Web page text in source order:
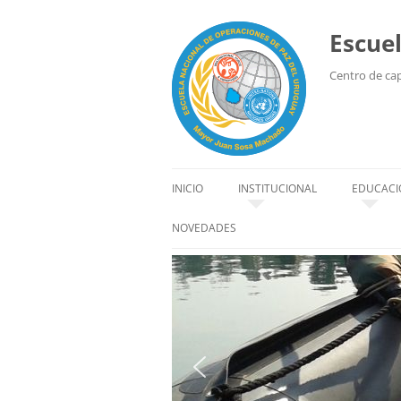
Centro de
INICIO INSTITUCIONAL
SEDE
ORGANIZACIÓN
AUTORIDADES
CÓDIGO DE CONDUCTA
NOVEDADES